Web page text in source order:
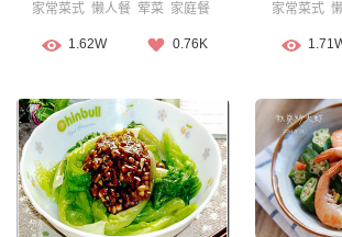
家常菜式 懒人餐 荤菜 家庭餐
1.62W 0.76K
家常菜式